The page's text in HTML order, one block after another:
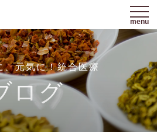
menu
、元気に！統合医療
ログ